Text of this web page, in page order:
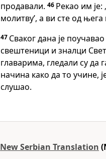
продавали. 46 Рекао им
молитву’, а ви сте од
47 Сваког дана је
свештеници и зналци
главарима, гледали су да
начина како да то учине,
слушао.
New Serbian Translation